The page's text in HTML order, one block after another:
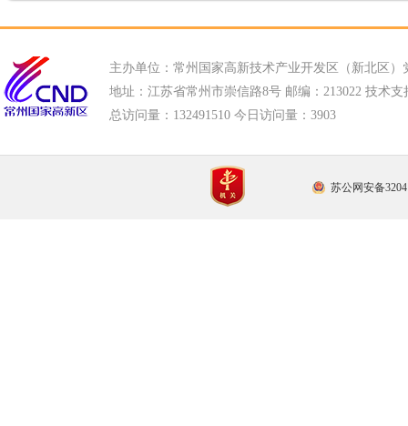
主办单位：常州国家高新技术产业开发区（新北区）
地址：江苏省常州市崇信路8号 邮编：213022 技术支
总访问量： 132491510 今日访问量： 3903
苏公网安备